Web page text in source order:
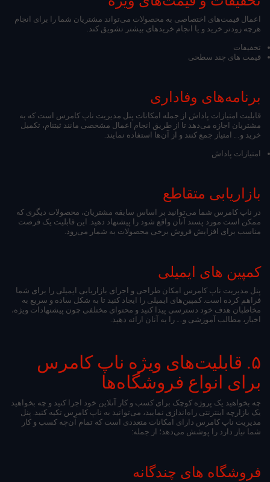
اعمال قیمت‌های اختصاصی به محصولات می‌تواند مشتریان شما را برای انجام
هرچه زودتر خرید و یا انجام خریدهای بیشتر تشویق کند.
تخفیفات
قیمت های چند سطحی
برنامه‌‌های وفاداری
قابلیت امتیازات پاداش از جمله امکانات پنل مدیریت ناپ کامرس است که به
مشتریان اجازه می‌دهد تا از طریق انجام اعمال مشخصی مانند ثبتنام، تکمیل
خرید و... امتیاز جمع کنند و از آن‌ها استفاده نمایند.
امتیازات پاداش
بازاریابی متقاطع
در ناپ کامرس شما می‌توانید بر اساس سابقه مشتریان، محصولات دیگری که
ممکن است مورد پسند آنان واقع شود را پیشنهاد دهید. این قابلیت یک فرصت
مناسب برای افزایش فروش برخی محصولات به شمار می‌رود.
کمپین های ایمیلی
پنل مدیریت ناپ کامرس امکان طراحی و اجرای بازاریابی ایمیلی را برای شما
فراهم کرده است. کمپین‌های ایمیلی را ایجاد کنید تا به شکل ساده و سریع به
مخاطبان هدف خود دسترسی پیدا کنید و محتوای مختلفی چون پیشنهادات ویژه،
اخبار، مطالب آموزشی و... را به آنان ارائه دهید.
۵. قابلیت‌‌های ویژه ناپ کامرس
برای انواع فروشگاه‌ها
چه بخواهید یک پروژه کوچک برای کسب و کار آنلاین خود اجرا کنید و چه بخواهید
یک بازارچه اینترنتی راه‌‌‌اندازی نمایید، می‌توانید به ناپ کامرس تکیه کنید. پنل
مدیریت ناپ کامرس دارای امکانات متعددی است که تمام آن‌چه کسب و کار
شما نیاز دارد را پوشش می‌دهد؛ از جمله:
فروشگاه های چندگانه